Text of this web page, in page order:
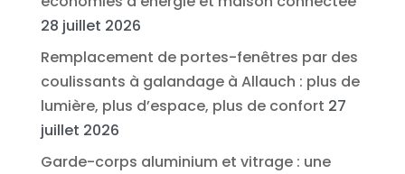
28 juillet 2026
Remplacement de portes-fenêtres par des
coulissants à galandage à Allauch : plus de
lumière, plus d’espace, plus de confort 27
juillet 2026
Garde-corps aluminium et vitrage : une